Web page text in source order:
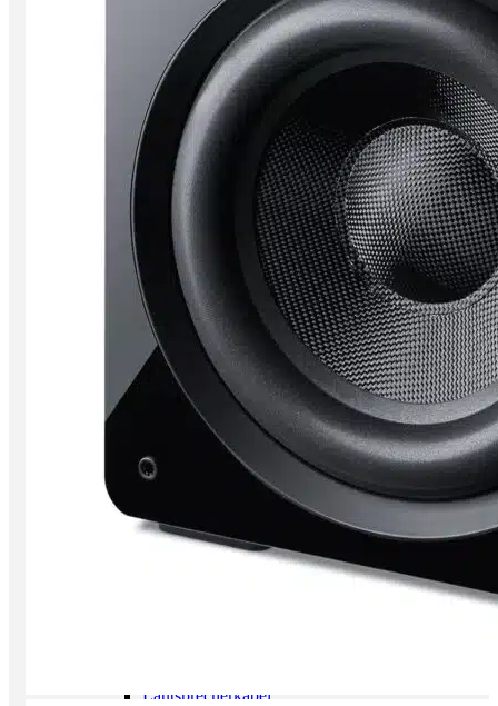
CD/ SACD Player
Wandler
Festplatten/ Server
Digital Zubehör
Verstärker
Vollverstärker
Vorverstärker
Endverstärker
Röhrenverstärker
Streaming Verstärker
Lautsprecher
Lautsprecher aktiv
Lautsprecher passiv
Netzwerk/Wifi Lautsprecher
Lautsprecherzubehör
Kopfhörer
In-Ear
Kopfhörer geschlossen
Kopfhörer offen
Kopfhörer kabellos
Kopfhörerverstärker
Kopfhörerständer
Radios & Multiroom
Multiroom Systeme
All in One Anlagen
portable Audio Player
Lautsprecherkabel